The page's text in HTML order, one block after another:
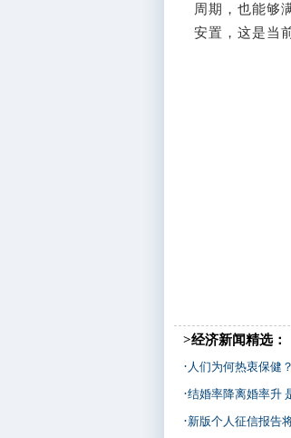
周期，也能够
安置，这是当
>经济新闻精选：
· 人们为何热衷保健
·结婚率降离婚率升
·新版个人征信报告